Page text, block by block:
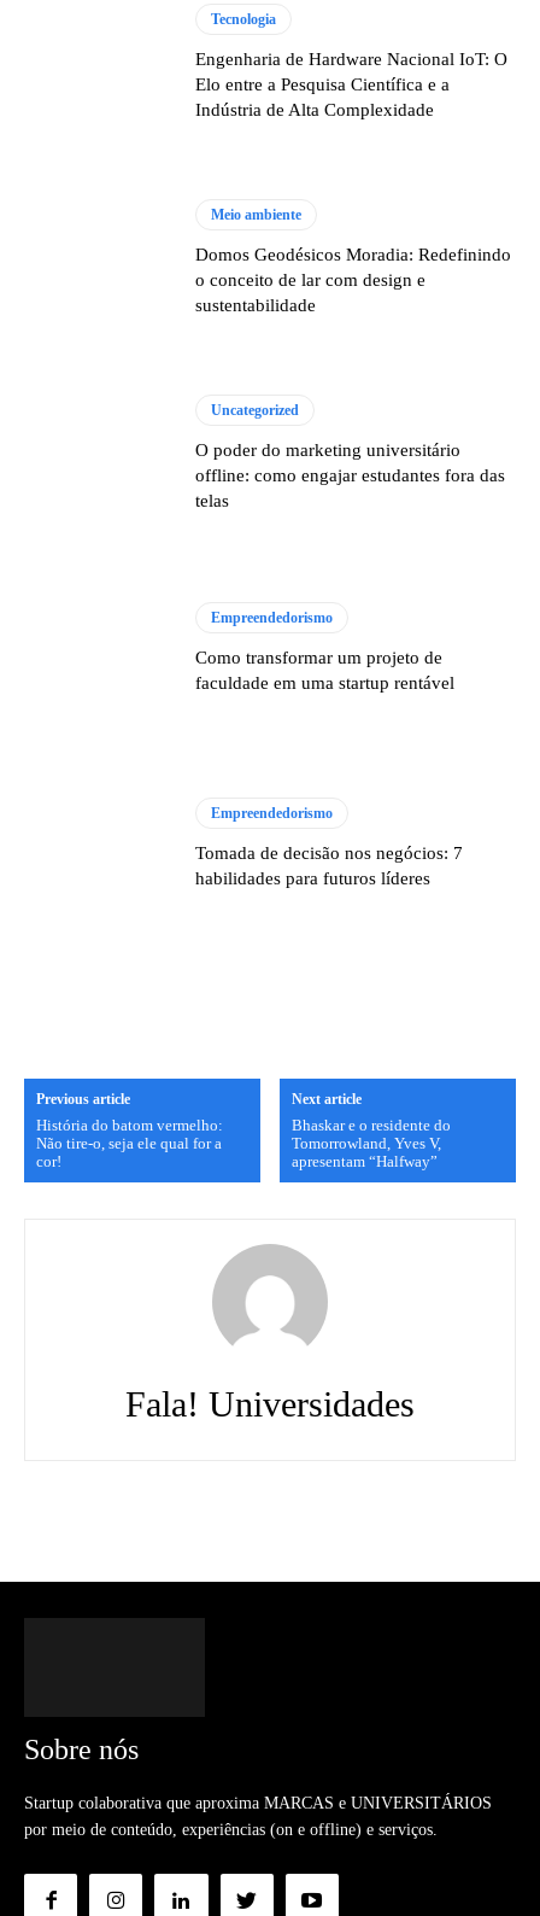
Tecnologia
Engenharia de Hardware Nacional IoT: O
Elo entre a Pesquisa Científica e a
Indústria de Alta Complexidade
Meio ambiente
Domos Geodésicos Moradia: Redefinindo
o conceito de lar com design e
sustentabilidade
Uncategorized
O poder do marketing universitário
offline: como engajar estudantes fora das
telas
Empreendedorismo
Como transformar um projeto de
faculdade em uma startup rentável
Empreendedorismo
Tomada de decisão nos negócios: 7
habilidades para futuros líderes
Previous article
História do batom vermelho:
Não tire-o, seja ele qual for a
cor!
Next article
Bhaskar e o residente do
Tomorrowland, Yves V,
apresentam “Halfway”
Fala! Universidades
Sobre nós
Startup colaborativa que aproxima MARCAS e UNIVERSITÁRIOS
por meio de conteúdo, experiências (on e offline) e serviços.